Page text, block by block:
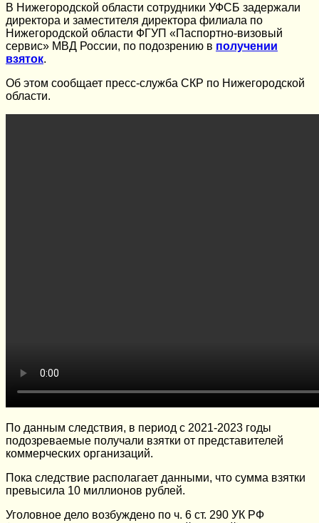
В Нижегородской области сотрудники УФСБ задержали
директора и заместителя директора филиала по
Нижегородской области ФГУП «Паспортно-визовый
сервис» МВД России, по подозрению в получении
взяток.
Об этом сообщает пресс-служба СКР по Нижегородской
области.
По данным следствия, в период с 2021-2023 годы
подозреваемые получали взятки от представителей
коммерческих организаций.
Пока следствие располагает данными, что сумма взятки
превысила 10 миллионов рублей.
Уголовное дело возбуждено по ч. 6 ст. 290 УК РФ